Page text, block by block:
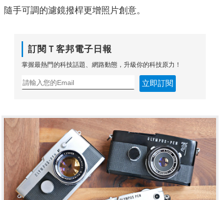
隨手可調的濾鏡撥桿更增照片創意。
訂閱Ｔ客邦電子日報
掌握最熱門的科技話題、網路動態，升級你的科技原力！
立即訂閱